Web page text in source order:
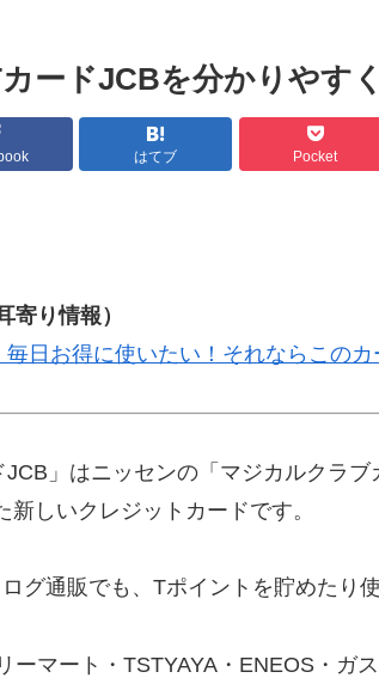
ードJCBを分かりやす
はてブ Pocket
寄り情報）
日お得に使いたい！それならこのカ
JCB」はニッセンの「マジカルクラ
しいクレジットカードです。
グ通販でも、Tポイントを貯めたり
ーマート・TSTYAYA・ENEOS・ガ